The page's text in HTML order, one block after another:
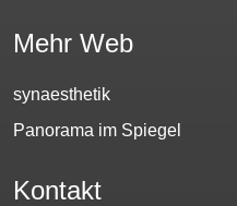
Mehr Web
synaesthetik
Panorama im Spiegel
Kontakt